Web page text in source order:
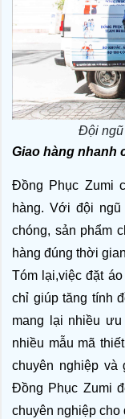
Đội ngũ
Giao hàng nhanh
Đồng Phục Zumi
hàng. Với đội ngũ
chóng, sản phẩm
hàng đúng thời
Tóm lại,việc đặt
chỉ giúp tăng tính
mang lại nhiều
nhiều mẫu mã
chuyên nghiệp và
Đồng Phục Zumi
chuyên nghiệp cho